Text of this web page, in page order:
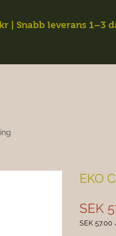
| Snabb leverans 1–3
EKO
SEK
SEK 57.00